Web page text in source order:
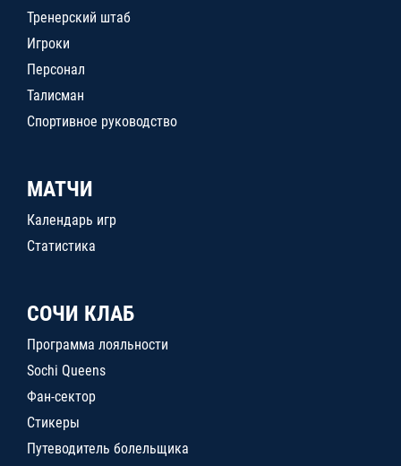
Тренерский штаб
Игроки
Персонал
Талисман
Спортивное руководство
МАТЧИ
Календарь игр
Статистика
СОЧИ КЛАБ
Программа лояльности
Sochi Queens
Фан-сектор
Стикеры
Путеводитель болельщика